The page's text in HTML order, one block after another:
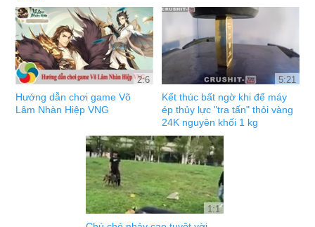
2:6
Hướng dẫn chơi game Võ
Lâm Nhàn Hiệp VNG
5:21
Kết thúc bất ngờ khi để máy
ép thủy lực "tra tấn" thỏi vàng
24K nguyên khối 1 kg
1:1